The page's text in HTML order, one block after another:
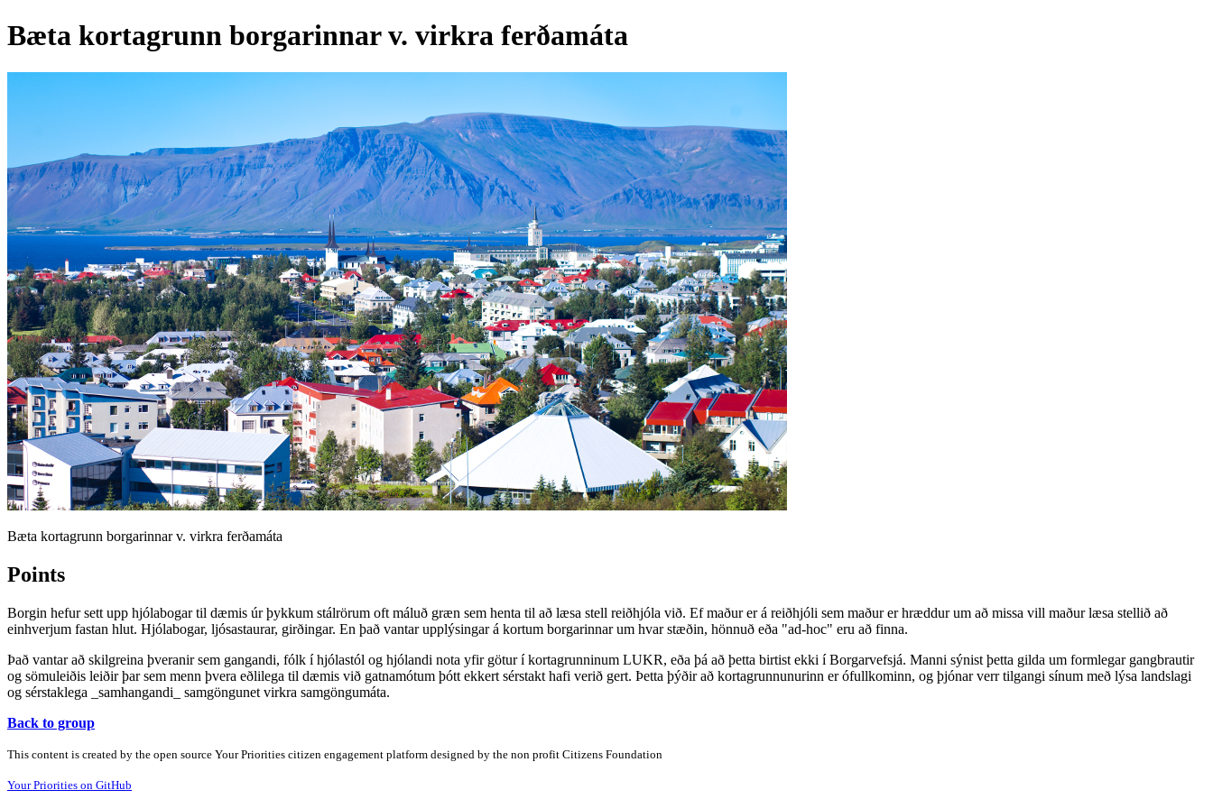
Bæta kortagrunn borgarinnar v. virkra ferðamáta
Bæta kortagrunn borgarinnar v. virkra ferðamáta
Points
Borgin hefur sett upp hjólabogar til dæmis úr þykkum stálrörum oft máluð græn sem henta til að læsa stell reiðhjóla við. Ef maður er á reiðhjóli sem maður er hræddur um að missa vill maður læsa stellið að
einhverjum fastan hlut. Hjólabogar, ljósastaurar, girðingar. En það vantar upplýsingar á kortum borgarinnar um hvar stæðin, hönnuð eða "ad-hoc" eru að finna.
Það vantar að skilgreina þveranir sem gangandi, fólk í hjólastól og hjólandi nota yfir götur í kortagrunninum LUKR, eða þá að þetta birtist ekki í Borgarvefsjá. Manni sýnist þetta gilda um formlegar gangbrautir
og sömuleiðis leiðir þar sem menn þvera eðlilega til dæmis við gatnamótum þótt ekkert sérstakt hafi verið gert. Þetta þýðir að kortagrunnunurinn er ófullkominn, og þjónar verr tilgangi sínum með lýsa landslagi
og sérstaklega _samhangandi_ samgöngunet virkra samgöngumáta.
Back to group
This content is created by the open source Your Priorities citizen engagement platform designed by the non profit Citizens Foundation
Your Priorities on GitHub